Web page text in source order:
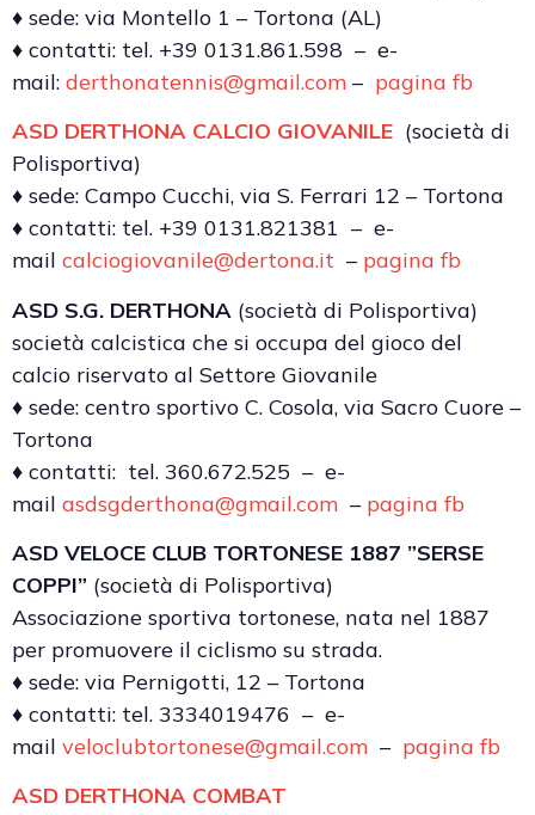
♦ sede: via Montello 1 – Tortona (AL)
♦ contatti: tel. +39 0131.861.598 – e-
mail: derthonatennis@gmail.com – pagina fb
ASD DERTHONA CALCIO GIOVANILE (società di
Polisportiva)
♦ sede: Campo Cucchi, via S. Ferrari 12 – Tortona
♦ contatti: tel. +39 0131.821381 – e-
mail calciogiovanile@dertona.it – pagina fb
ASD S.G. DERTHONA (società di Polisportiva)
società calcistica che si occupa del gioco del
calcio riservato al Settore Giovanile
♦ sede: centro sportivo C. Cosola, via Sacro Cuore –
Tortona
♦ contatti: tel. 360.672.525 – e-
mail asdsgderthona@gmail.com – pagina fb
ASD VELOCE CLUB TORTONESE 1887 ”SERSE
COPPI” (società di Polisportiva)
Associazione sportiva tortonese, nata nel 1887
per promuovere il ciclismo su strada.
♦ sede: via Pernigotti, 12 – Tortona
♦ contatti: tel. 3334019476 – e-
mail veloclubtortonese@gmail.com – pagina fb
ASD DERTHONA COMBAT